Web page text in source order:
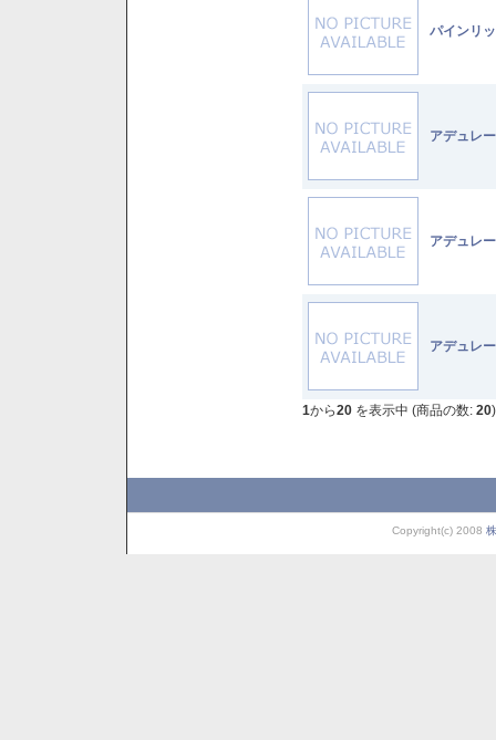
パインリ
アデュレ
アデュレ
アデュレ
1から20 を表示中 (商品の数: 20)
Copyright(c) 2008